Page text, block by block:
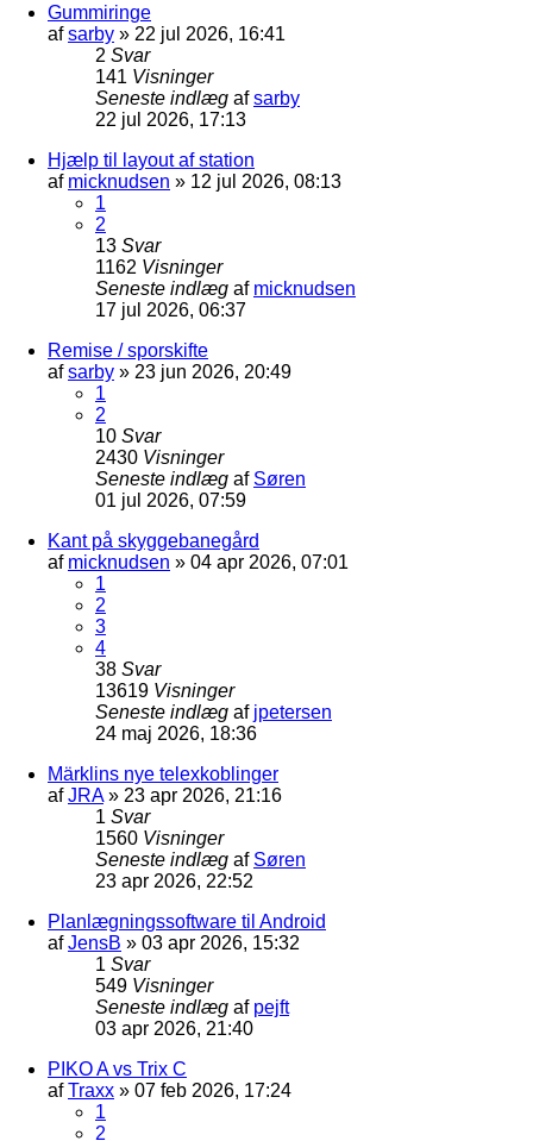
Gummiringe
afsarby » 22 jul 2026, 16:41
2 Svar
141 Visninger
Seneste indlæg afsarby
22 jul 2026, 17:13
Hjælp til layout af station
af micknudsen » 12 jul 2026, 08:13
1
2
13 Svar
1162 Visninger
Seneste indlæg af micknudsen
17 jul 2026, 06:37
Remise / sporskifte
afsarby » 23 jun 2026, 20:49
1
2
10 Svar
2430 Visninger
Seneste indlæg af Søren
01 jul 2026, 07:59
Kant på skyggebanegård
af micknudsen » 04 apr 2026, 07:01
1
2
3
4
38 Svar
13619 Visninger
Seneste indlæg af jpetersen
24 maj 2026, 18:36
Märklins nye telexkoblinger
afJRA» 23 apr 2026, 21:16
1 Svar
1560 Visninger
Seneste indlæg af Søren
23 apr 2026, 22:52
Planlægningssoftware til Android
afJensB » 03 apr 2026, 15:32
1 Svar
549 Visninger
Seneste indlæg af pejft
03 apr 2026, 21:40
PIKO A vs Trix C
afTraxx » 07 feb 2026, 17:24
1
2